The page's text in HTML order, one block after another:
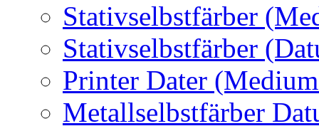
Stativselbstfärber
Stativselbstfärber
Printer Dater
Metallselbstfärber